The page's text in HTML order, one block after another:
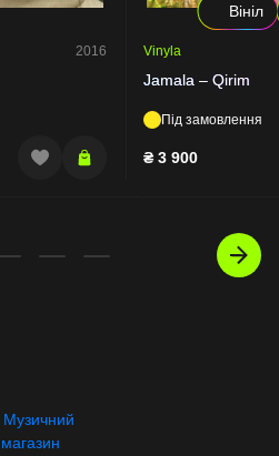
2016
Вініл
Vinyla
Jamala – Qirim
Під замовлення
₴ 3 900